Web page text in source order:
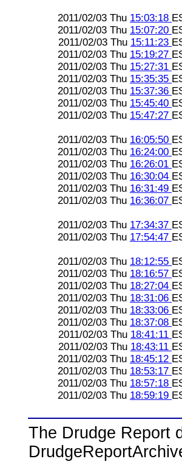
2011/02/03 Thu 15:03:18
2011/02/03 Thu 15:07:20
2011/02/03 Thu 15:11:23
2011/02/03 Thu 15:19:27
2011/02/03 Thu 15:27:31
2011/02/03 Thu 15:35:35
2011/02/03 Thu 15:37:36
2011/02/03 Thu 15:45:40
2011/02/03 Thu 15:47:27
2011/02/03 Thu 16:05:50
2011/02/03 Thu 16:24:00
2011/02/03 Thu 16:26:01
2011/02/03 Thu 16:30:04
2011/02/03 Thu 16:31:49
2011/02/03 Thu 16:36:07
2011/02/03 Thu 17:34:37
2011/02/03 Thu 17:54:47
2011/02/03 Thu 18:12:55
2011/02/03 Thu 18:16:57
2011/02/03 Thu 18:27:04
2011/02/03 Thu 18:31:06
2011/02/03 Thu 18:33:06
2011/02/03 Thu 18:37:08
2011/02/03 Thu 18:41:11
2011/02/03 Thu 18:43:11
2011/02/03 Thu 18:45:12
2011/02/03 Thu 18:53:17
2011/02/03 Thu 18:57:18
2011/02/03 Thu 18:59:19
The Drudge Report